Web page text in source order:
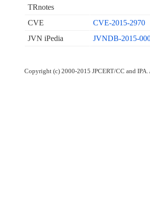
TRnotes
CVE
CVE-2015-2970
JVN iPedia
JVNDB-2015-
Copyright (c) 2000-2015 JPCERT/CC and IPA.